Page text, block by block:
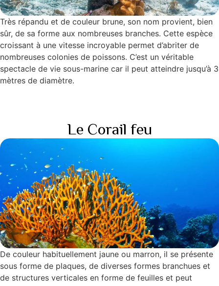
Très répandu et de couleur brune, son nom provient, bien
sûr, de sa forme aux nombreuses branches. Cette espèce
croissant à une vitesse incroyable permet d’abriter de
nombreuses colonies de poissons. C’est un véritable
spectacle de vie sous-marine car il peut atteindre jusqu’à 3
mètres de diamètre.
Le Corail feu
De couleur habituellement jaune ou marron, il se présente
sous forme de plaques, de diverses formes branchues et
de structures verticales en forme de feuilles et peut